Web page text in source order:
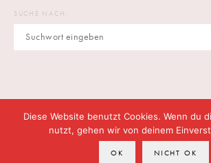
SUCHE NACH:
DATENSCHUTZ CONTACT
Diese Website benutzt Cookies. Wenn du
nutzt, gehen wir von deinem
OK NICHT OK